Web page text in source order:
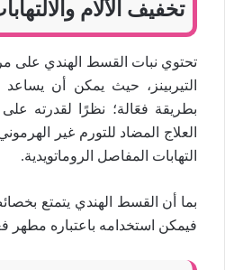
تخفيف الآلام
تحتوي نبات القسط الهندي على
التيربينز، حيث يمكن أن
بطريقة فعَالة؛ نظرًا لقدرته
العلاج المضاد للتورم غير
التهابات المفاصل الروماتويدية.
بما أن القسط الهندي يتمتع
فيمكن استخدامه باعتباره مطهر